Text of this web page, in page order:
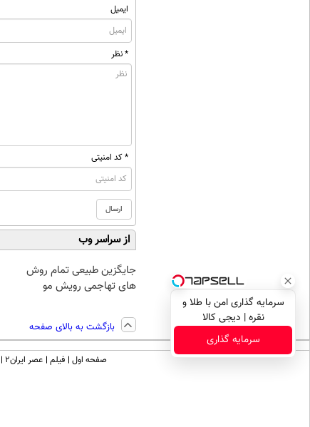
ایمیل
* نظر
* کد امنیتی
از سراسر وب
جایگزین طبیعی تمام روش
های تهاجمی رویش مو
بازگشت به بالای صفحه
سرمایه گذاری امن با طلا و
نقره | دیجی کالا
سرمایه گذاری
صفحه اول فیلم عصر ایران۲